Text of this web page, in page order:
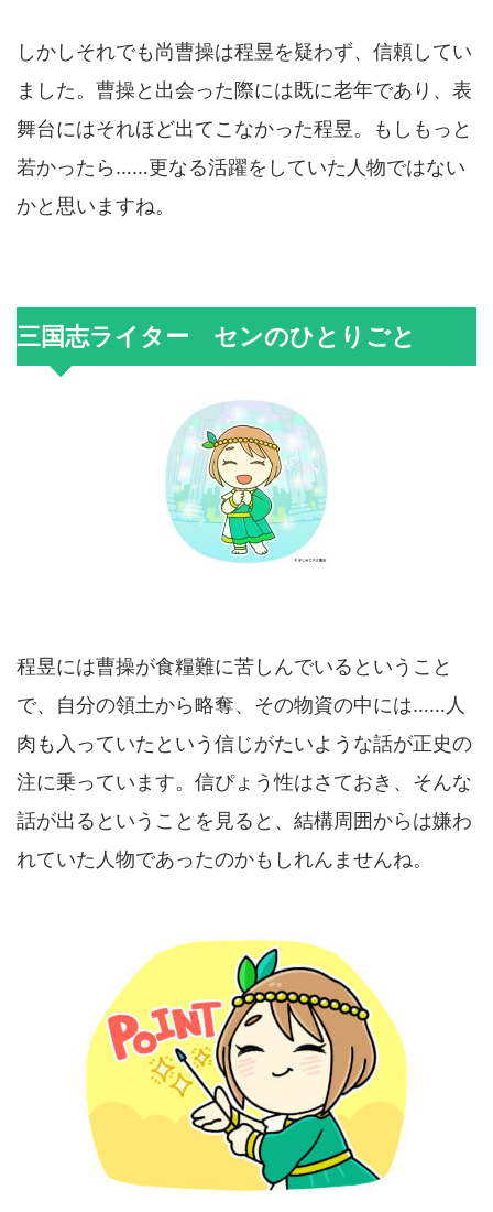
しかしそれでも尚曹操は程昱を疑わず、信頼してい
ました。曹操と出会った際には既に老年であり、表
舞台にはそれほど出てこなかった程昱。もしもっと
若かったら……更なる活躍をしていた人物ではない
かと思いますね。
三国志ライター センのひとりごと
程昱には曹操が食糧難に苦しんでいるということ
で、自分の領土から略奪、その物資の中には……人
肉も入っていたという信じがたいような話が正史の
注に乗っています。信ぴょう性はさておき、そんな
話が出るということを見ると、結構周囲からは嫌わ
れていた人物であったのかもしれんませんね。